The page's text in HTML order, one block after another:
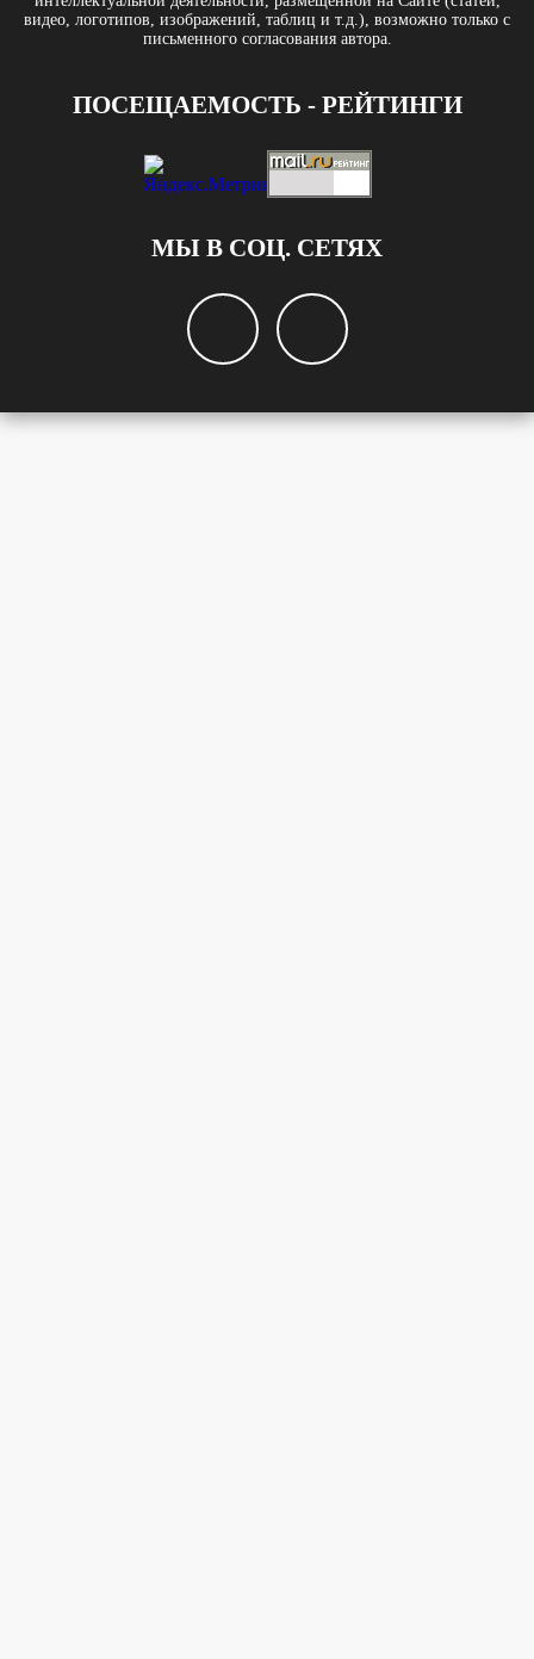
видео, логотипов, изображений, таблиц и т.д.), возможно только с
письменного согласования автора.
ПОСЕЩАЕМОСТЬ - РЕЙТИНГИ
МЫ В СОЦ. СЕТЯХ